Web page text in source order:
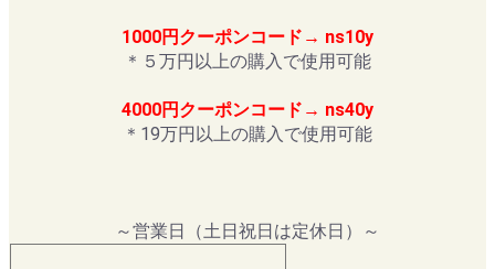
1000円クーポンコード→ ns10y
＊５万円以上の購入で使用可能
4000円クーポンコード→ ns40y
＊19万円以上の購入で使用可能
～営業日（土日祝日は定休日）～